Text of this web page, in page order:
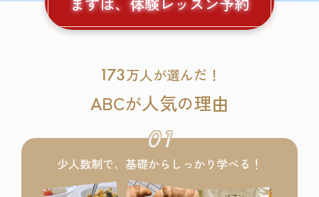
173万人が選んだ！
ABCが人気の理由
01
少人数制で、基礎からしっかり学べる！